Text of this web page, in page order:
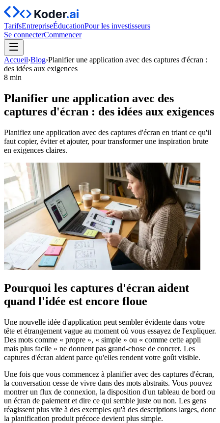
TarifsEntrepriseÉducationPour les investisseurs
Se connecterCommencer
Accueil›Blog›Planifier une application avec des captures d'écran :
des idées aux exigences
8 min
Planifier une application avec des
captures d'écran : des idées aux exigences
Planifiez une application avec des captures d'écran en triant ce qu'il
faut copier, éviter et ajouter, pour transformer une inspiration brute
en exigences claires.
Pourquoi les captures d'écran aident
quand l'idée est encore floue
Une nouvelle idée d'application peut sembler évidente dans votre
tête et étrangement vague au moment où vous essayez de l'expliquer.
Des mots comme « propre », « simple » ou « comme cette appli
mais plus facile » ne donnent pas grand-chose de concret. Les
captures d'écran aident parce qu'elles rendent votre goût visible.
Une fois que vous commencez à planifier avec des captures d'écran,
la conversation cesse de vivre dans des mots abstraits. Vous pouvez
montrer un flux de connexion, la disposition d'un tableau de bord ou
un écran de paiement et dire ce qui semble juste ou non. Les gens
réagissent plus vite à des exemples qu'à des descriptions larges, donc
la planification produit précoce devient plus simple.